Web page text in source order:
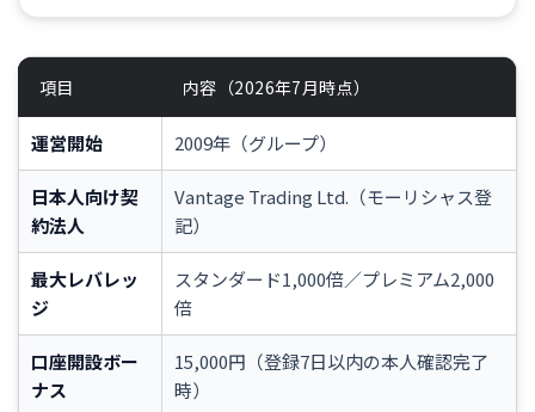
項目 内容（2026年7月時点）
運営開始 2009年（グループ）
日本人向け契
約法人
Vantage Trading Ltd.（モーリシャス登
記）
最大レバレッ
ジ
スタンダード1,000倍／プレミアム2,000
倍
口座開設ボー
ナス
15,000円（登録7日以内の本人確認完了
時）